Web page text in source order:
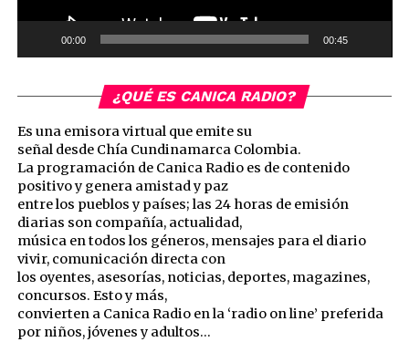
00:00 00:45
¿QUÉ ES CANICA RADIO?
Es una emisora virtual que emite su
señal desde Chía Cundinamarca Colombia.
La programación de Canica Radio es de contenido
positivo y genera amistad y paz
entre los pueblos y países; las 24 horas de emisión
diarias son compañía, actualidad,
música en todos los géneros, mensajes para el diario
vivir, comunicación directa con
los oyentes, asesorías, noticias, deportes, magazines,
concursos. Esto y más,
convierten a Canica Radio en la ‘radio on line’ preferida
por niños, jóvenes y adultos…